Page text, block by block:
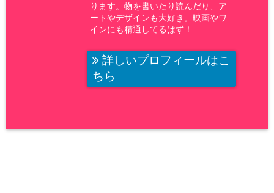
ります。物を書いたり読んだり、ア
ートやデザインも大好き。映画やワ
インにも精通してるはず！
詳しいプロフィールはこ
ちら